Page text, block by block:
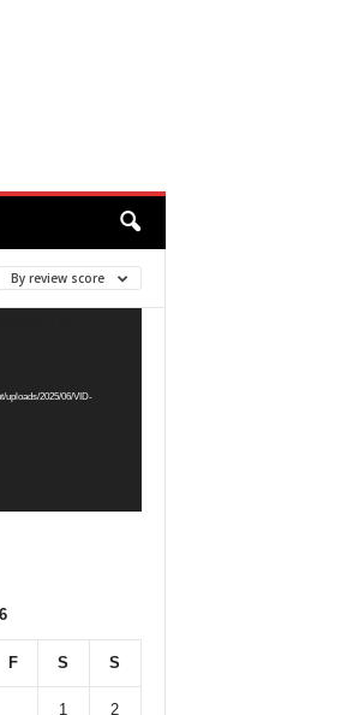
By review score
uploads/2025/06/VID-
F S S
1 2